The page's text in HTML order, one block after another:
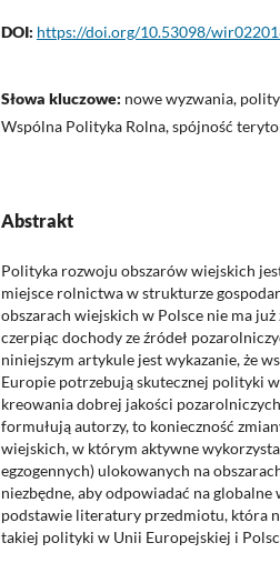
DOI: https://doi.org/10.53098/
Słowa kluczowe: nowe wyzwania,
Wspólna Polityka Rolna, spójność
Abstrakt
Polityka rozwoju obszarów wiejskich
miejsce rolnictwa w strukturze
obszarach wiejskich w Polsce nie ma
czerpiąc dochody ze źródeł
niniejszym artykule jest wykazanie, że
Europie potrzebują skutecznej polityki
kreowania dobrej jakości
formułują autorzy, to konieczność
wiejskich, w którym aktywne
egzogennych) ulokowanych na
niezbędne, aby odpowiadać na
podstawie literatury przedmiotu, która
takiej polityki w Unii Europejskiej i